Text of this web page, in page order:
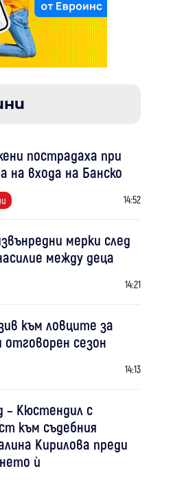
пострадаха при
на входа на Банско
14:52
мерки след
между деца
14:21
към ловците за
отговорен сезон
14:13
– Кюстендил с
към съдебния
Кирилова преди
ѝ